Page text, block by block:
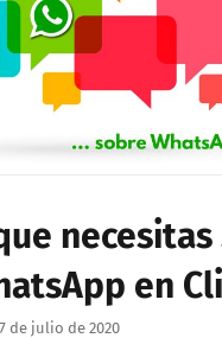
en
7 de julio de 2020